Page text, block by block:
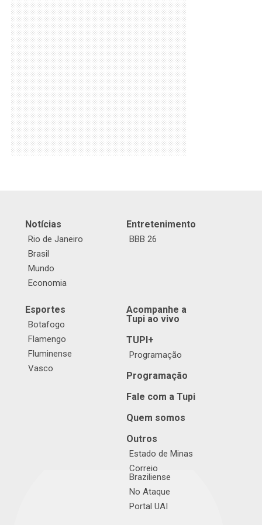
Notícias
Rio de Janeiro
Brasil
Mundo
Economia
Entretenimento
BBB 26
Esportes
Botafogo
Flamengo
Fluminense
Vasco
Acompanhe a
Tupi ao vivo
TUPI+
Programação
Programação
Fale com a Tupi
Quem somos
Outros
Estado de Minas
Correio
Braziliense
No Ataque
Portal UAI